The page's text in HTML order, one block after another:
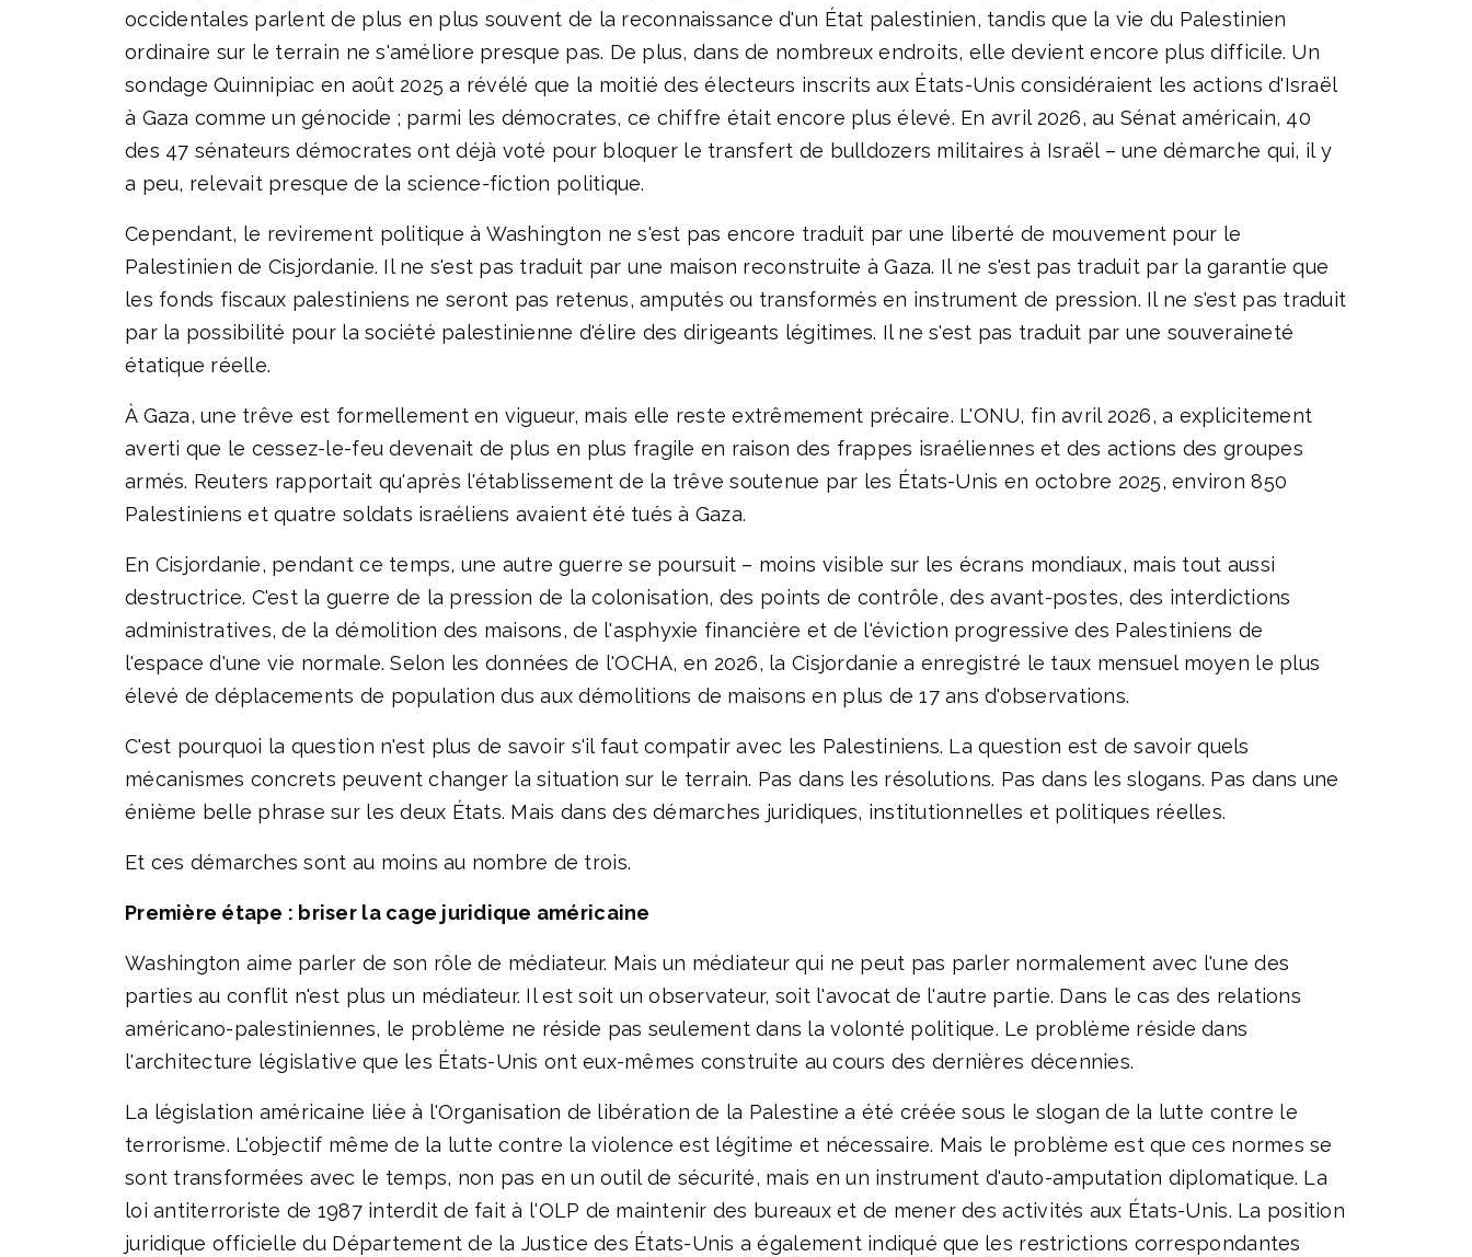
occidentales parlent de plus en plus souvent de la reconnaissance d'un État palestinien, tandis que la vie du Palestinien
ordinaire sur le terrain ne s'améliore presque pas. De plus, dans de nombreux endroits, elle devient encore plus difficile. Un
sondage Quinnipiac en août 2025 a révélé que la moitié des électeurs inscrits aux États-Unis considéraient les actions d'Israël
à Gaza comme un génocide ; parmi les démocrates, ce chiffre était encore plus élevé. En avril 2026, au Sénat américain, 40
des 47 sénateurs démocrates ont déjà voté pour bloquer le transfert de bulldozers militaires à Israël – une démarche qui, il y
a peu, relevait presque de la science-fiction politique.
Cependant, le revirement politique à Washington ne s'est pas encore traduit par une liberté de mouvement pour le
Palestinien de Cisjordanie. Il ne s'est pas traduit par une maison reconstruite à Gaza. Il ne s'est pas traduit par la garantie que
les fonds fiscaux palestiniens ne seront pas retenus, amputés ou transformés en instrument de pression. Il ne s'est pas traduit
par la possibilité pour la société palestinienne d'élire des dirigeants légitimes. Il ne s'est pas traduit par une souveraineté
étatique réelle.
À Gaza, une trêve est formellement en vigueur, mais elle reste extrêmement précaire. L'ONU, fin avril 2026, a explicitement
averti que le cessez-le-feu devenait de plus en plus fragile en raison des frappes israéliennes et des actions des groupes
armés. Reuters rapportait qu'après l'établissement de la trêve soutenue par les États-Unis en octobre 2025, environ 850
Palestiniens et quatre soldats israéliens avaient été tués à Gaza.
En Cisjordanie, pendant ce temps, une autre guerre se poursuit – moins visible sur les écrans mondiaux, mais tout aussi
destructrice. C'est la guerre de la pression de la colonisation, des points de contrôle, des avant-postes, des interdictions
administratives, de la démolition des maisons, de l'asphyxie financière et de l'éviction progressive des Palestiniens de
l'espace d'une vie normale. Selon les données de l'OCHA, en 2026, la Cisjordanie a enregistré le taux mensuel moyen le plus
élevé de déplacements de population dus aux démolitions de maisons en plus de 17 ans d'observations.
C'est pourquoi la question n'est plus de savoir s'il faut compatir avec les Palestiniens. La question est de savoir quels
mécanismes concrets peuvent changer la situation sur le terrain. Pas dans les résolutions. Pas dans les slogans. Pas dans une
énième belle phrase sur les deux États. Mais dans des démarches juridiques, institutionnelles et politiques réelles.
Et ces démarches sont au moins au nombre de trois.
Première étape : briser la cage juridique américaine
Washington aime parler de son rôle de médiateur. Mais un médiateur qui ne peut pas parler normalement avec l'une des
parties au conflit n'est plus un médiateur. Il est soit un observateur, soit l'avocat de l'autre partie. Dans le cas des relations
américano-palestiniennes, le problème ne réside pas seulement dans la volonté politique. Le problème réside dans
l'architecture législative que les États-Unis ont eux-mêmes construite au cours des dernières décennies.
La législation américaine liée à l'Organisation de libération de la Palestine a été créée sous le slogan de la lutte contre le
terrorisme. L'objectif même de la lutte contre la violence est légitime et nécessaire. Mais le problème est que ces normes se
sont transformées avec le temps, non pas en un outil de sécurité, mais en un instrument d'auto-amputation diplomatique. La
loi antiterroriste de 1987 interdit de fait à l'OLP de maintenir des bureaux et de mener des activités aux États-Unis. La position
juridique officielle du Département de la Justice des États-Unis a également indiqué que les restrictions correspondantes